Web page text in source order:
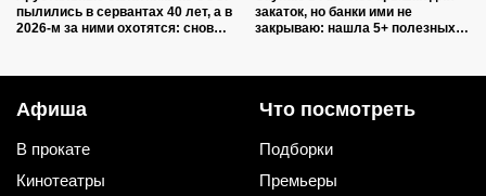
пылились в сервантах 40 лет, а в
2026-м за ними охотятся: снова в
закаток, но банки ими не
закрываю: нашла 5+ полезных
Афиша
В прокате
Кинотеатры
Что посмотреть
Подборки
Премьеры